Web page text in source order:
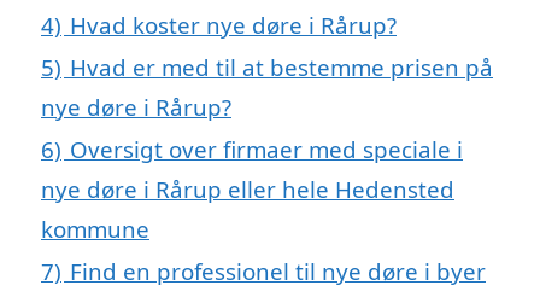
4) Hvad koster nye døre i Rårup?
5) Hvad er med til at bestemme prisen på
nye døre i Rårup?
6) Oversigt over firmaer med speciale i
nye døre i Rårup eller hele Hedensted
kommune
7) Find en professionel til nye døre i byer